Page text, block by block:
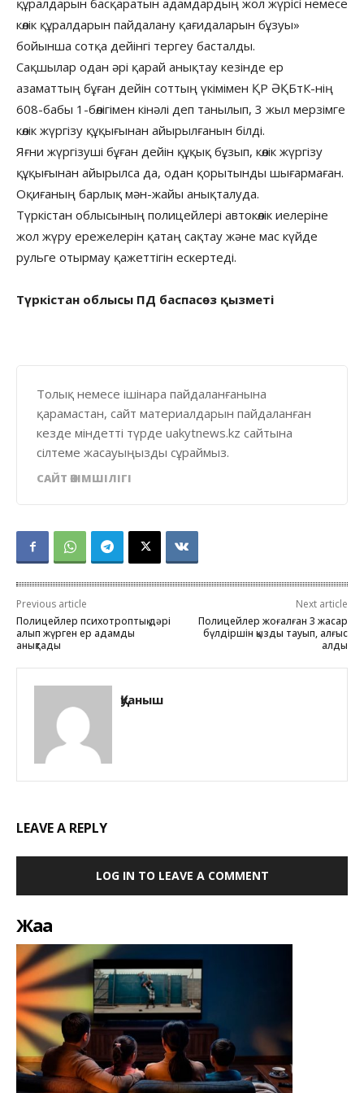
көлік құралдарын пайдалану қағидаларын бұзуы»
бойынша сотқа дейінгі тергеу басталды.
Сақшылар одан әрі қарай анықтау кезінде ер
азаматтың бұған дейін соттың үкімімен ҚР ӘҚБтК-нің
608-бабы 1-бөлігімен кінәлі деп танылып, 3 жыл мерзімге
көлік жүргізу құқығынан айырылғанын білді.
Яғни жүргізуші бұған дейін құқық бұзып, көлік жүргізу
құқығынан айырылса да, одан қорытынды шығармаған.
Оқиғаның барлық мән-жайы анықталуда.
Түркістан облысының полицейлері автокөлік иелеріне
жол жүру ережелерін қатаң сақтау және мас күйде
рульге отырмау қажеттігін ескертеді.
Түркістан облысы ПД баспасөз қызметі
Толық немесе ішінара пайдаланғанына
қарамастан, сайт материалдарын пайдаланған
кезде міндетті түрде uakytnews.kz сайтына
сілтеме жасауыңызды сұраймыз.
САЙТ ӘКІМШІЛІГІ
Previous article
Полицейлер психотроптық дәрі
алып жүрген ер адамды
анықтады
Next article
Полицейлер жоғалған 3 жасар
бүлдіршін қызды тауып, алғыс
алды
Қуаныш
LEAVE A REPLY
LOG IN TO LEAVE A COMMENT
Жаңа